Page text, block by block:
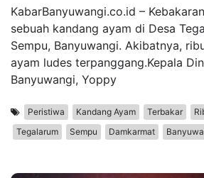
KabarBanyuwangi.co.id –
sebuah kandang ayam di Desa
Sempu, Banyuwangi. Akibatnya,
ayam ludes terpanggang.Kepala
Banyuwangi, Yoppy
Peristiwa Kandang Ayam Terbakar
Tegalarum
Sempu Damkarmat